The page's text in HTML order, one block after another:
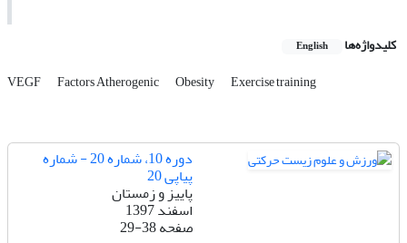
کلیدواژه‌ها English
VEGF Factors Atherogenic Obesity Exercise training
دوره 10، شماره 20 - شماره
پیاپی 20
پاییز و زمستان
اسفند 1397
صفحه29-38